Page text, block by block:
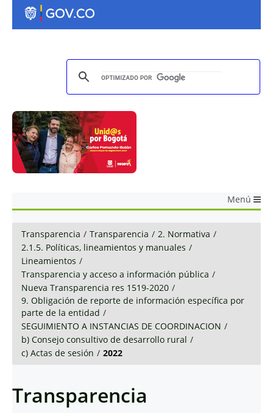
Menú
Transparencia / Transparencia / 2. Normativa /
2.1.5. Políticas, lineamientos y manuales /
Lineamientos /
Transparencia y acceso a información pública /
Nueva Transparencia res 1519-2020 /
9. Obligación de reporte de información específica por
parte de la entidad /
SEGUIMIENTO A INSTANCIAS DE COORDINACION /
b) Consejo consultivo de desarrollo rural /
c) Actas de sesión / 2022
Transparencia